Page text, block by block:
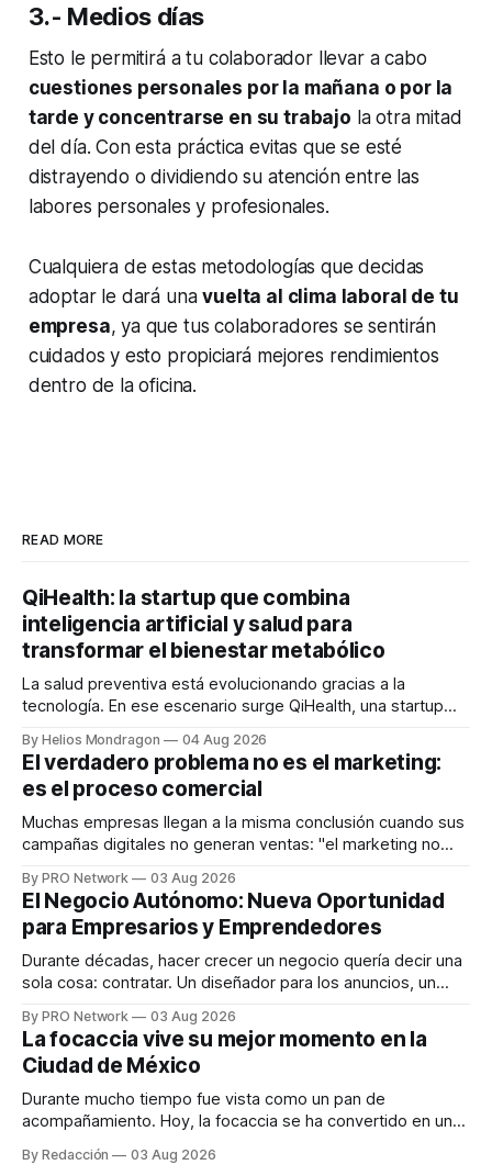
3.- Medios días
Esto le permitirá a tu colaborador llevar a cabo
cuestiones personales por la mañana o por la
tarde y concentrarse en su trabajo la otra mitad
del día. Con esta práctica evitas que se esté
distrayendo o dividiendo su atención entre las
labores personales y profesionales.
Cualquiera de estas metodologías que decidas
adoptar le dará unavuelta al clima laboral de tu
empresa, ya que tus colaboradores se sentirán
cuidados y esto propiciará mejores rendimientos
dentro de la oficina.
READ MORE
QiHealth: la startup que combina
inteligencia artificial y salud para
transformar el bienestar metabólico
La salud preventiva está evolucionando gracias a la
tecnología. En ese escenario surge QiHealth, una startup
dispositivos inteligentes, inteligencia artificial y monitoreo
en tiempo real para ayudar a las personas a tomar mejores
decisiones sobre su salud metabólica. Su propuesta busca
responder
By Helios Mondragon 04 Aug 2026
El verdadero problema no es el marketing:
es el proceso comercial
Muchas empresas llegan a la misma conclusión cuando sus
campañas digitales no generan ventas: "el marketing no
INTERIUS, el problema suele estar en otro lugar. Durante
una entrevista para el podcast SER PRO, el especialista en
marketing digital explicó que
By PRO Network 03 Aug 2026
El Negocio Autónomo: Nueva Oportunidad
para Empresarios y Emprendedores
Durante décadas, hacer crecer un negocio quería decir una
sola cosa: contratar. Un diseñador para los anuncios, un
para los textos, alguien que supiera de publicidad digital
para encontrar prospectos, un vendedor para atender
llamadas y mensajes, y —con suerte— una persona
By PRO Network 03 Aug 2026
La focaccia vive su mejor momento en la
Ciudad de México
Durante mucho tiempo fue vista como un pan de
acompañamiento. Hoy, la focaccia se ha convertido en uno
artesanal, ingredientes de calidad y experiencias que
By Redacción 03 Aug 2026